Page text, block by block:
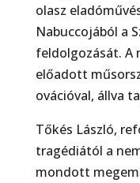
olasz
Nabuccojából a
feldolgozását. A
előadott
ovációval, állva
Tőkés László,
tragédiától a
mondott